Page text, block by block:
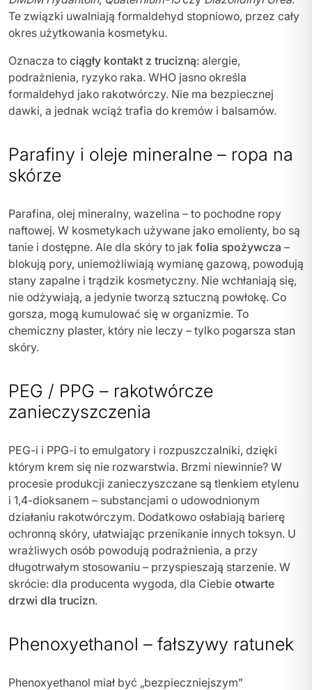
Te związki uwalniają formaldehyd stopniowo, przez cały
okres użytkowania kosmetyku.
Oznacza to ciągły kontakt z trucizną: alergie,
podrażnienia, ryzyko raka. WHO jasno określa
formaldehyd jako rakotwórczy. Nie ma bezpiecznej
dawki, a jednak wciąż trafia do kremów i balsamów.
Parafiny i oleje mineralne – ropa na
skórze
Parafina, olej mineralny, wazelina – to pochodne ropy
naftowej. W kosmetykach używane jako emolienty, bo są
tanie i dostępne. Ale dla skóry to jak folia spożywcza –
blokują pory, uniemożliwiają wymianę gazową, powodują
stany zapalne i trądzik kosmetyczny. Nie wchłaniają się,
nie odżywiają, a jedynie tworzą sztuczną powłokę. Co
gorsza, mogą kumulować się w organizmie. To
chemiczny plaster, który nie leczy – tylko pogarsza stan
skóry.
PEG / PPG – rakotwórcze
zanieczyszczenia
PEG-i i PPG-i to emulgatory i rozpuszczalniki, dzięki
którym krem się nie rozwarstwia. Brzmi niewinnie? W
procesie produkcji zanieczyszczane są tlenkiem etylenu
i 1,4-dioksanem – substancjami o udowodnionym
działaniu rakotwórczym. Dodatkowo osłabiają barierę
ochronną skóry, ułatwiając przenikanie innych toksyn. U
wrażliwych osób powodują podrażnienia, a przy
długotrwałym stosowaniu – przyspieszają starzenie. W
skrócie: dla producenta wygoda, dla Ciebie otwarte
drzwi dla trucizn.
Phenoxyethanol – fałszywy ratunek
Phenoxyethanol miał być „bezpieczniejszym”